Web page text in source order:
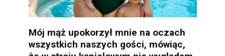
Mój mąż upokorzył mnie na oczach
wszystkich naszych gości, mówiąc,